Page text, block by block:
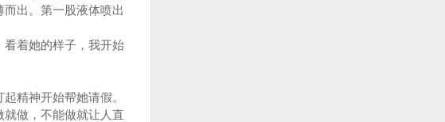
出。第一股液体喷出
着她的样子，我开始
精神开始帮她请假。
做，不能做就让人直